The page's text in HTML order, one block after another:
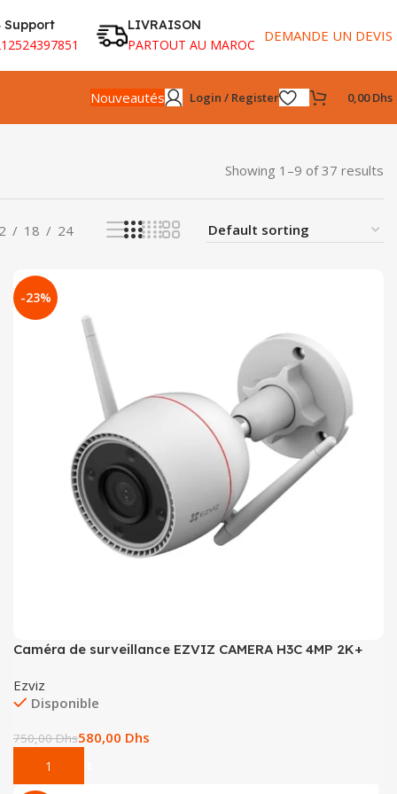
Support LIVRAISON
PARTOUT AU MAROC DEMANDE UN DEVIS
Nouveautés Login / Register 0,00Dhs
Showing 1–9 of 37 results
18 24
-23%
Caméra de surveillance EZVIZ CAMERA H3C 4MP 2K+
Ezviz
Disponible
750,00Dhs580,00 Dhs
Add To Cart